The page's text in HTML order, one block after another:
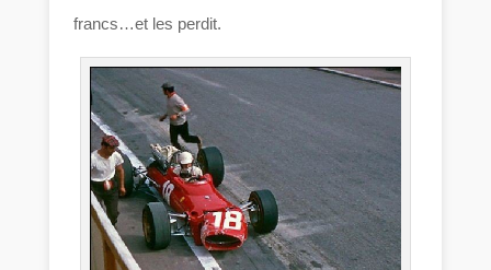
francs…et les perdit.